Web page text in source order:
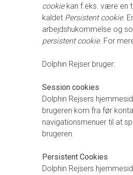
cookiekan f.eks. være en
kaldet Persistent cookie.
arbejdshukommelse og
persistent cookie. For
Dolphin Rejser bruger:
Session cookies
Dolphin Rejsers
brugeren kom fra før
navigationsmenuer til at
brugeren.
Persistent Cookies
Dolphin Rejsers